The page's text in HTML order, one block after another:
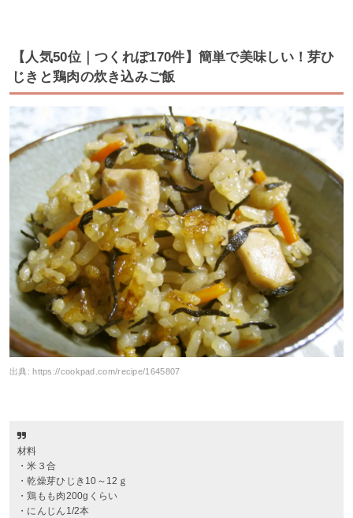
【人気50位｜つくれぽ170件】簡単で美味しい！芽ひ
じきと鶏肉の炊き込みご飯
出典: https://cookpad.com/recipe/1645807
材料
・米３合
・乾燥芽ひじき10～12ｇ
・鶏もも肉200gくらい
・にんじん1/2本